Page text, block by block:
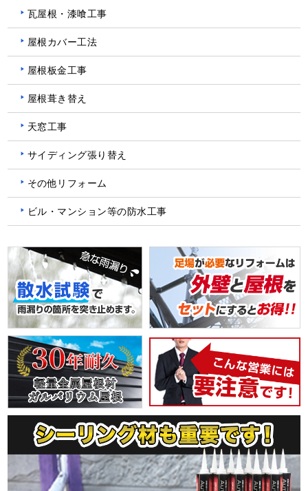
瓦屋根・漆喰工事
屋根カバー工法
屋根板金工事
屋根葺き替え
天窓工事
サイディング張り替え
その他リフォーム
ビル・マンション等の防水工事